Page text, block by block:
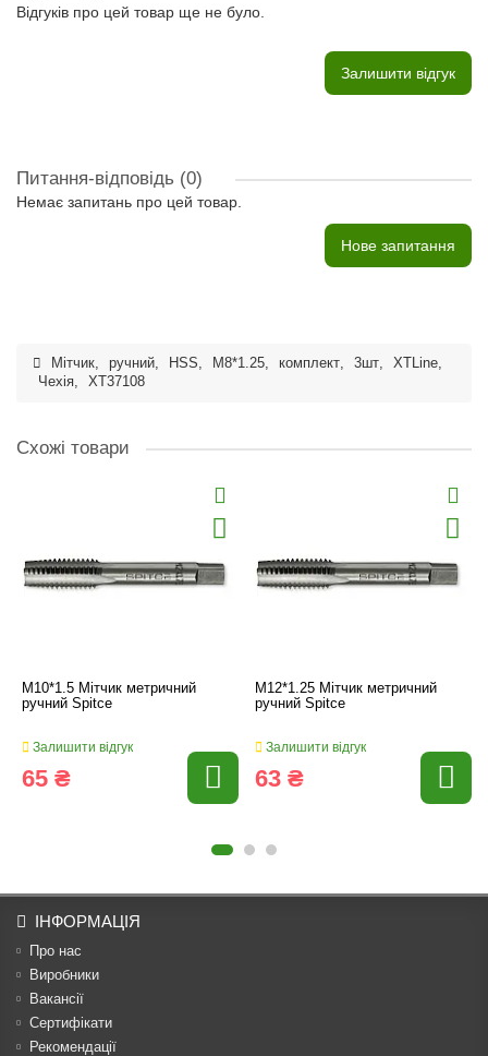
Відгуків про цей товар ще не було.
Залишити відгук
Питання-відповідь (0)
Немає запитань про цей товар.
Нове запитання
Мітчик, ручний, HSS, M8*1.25, комплект, 3шт, XTLine,
Чехія, XT37108
Схожі товари
M10*1.5 Мітчик метричний
ручний Spitce
Залишити відгук
65 ₴
M12*1.25 Мітчик метричний
ручний Spitce
Залишити відгук
63 ₴
ІНФОРМАЦІЯ
Про нас
Виробники
Вакансії
Сертифікати
Рекомендації